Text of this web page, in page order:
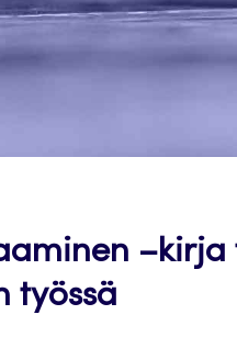
–kirja
työssä